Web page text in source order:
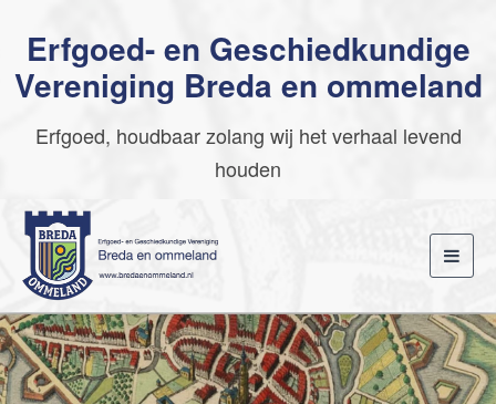
Erfgoed- en Geschiedkundige
Vereniging Breda en ommeland
Erfgoed, houdbaar zolang wij het verhaal levend
houden